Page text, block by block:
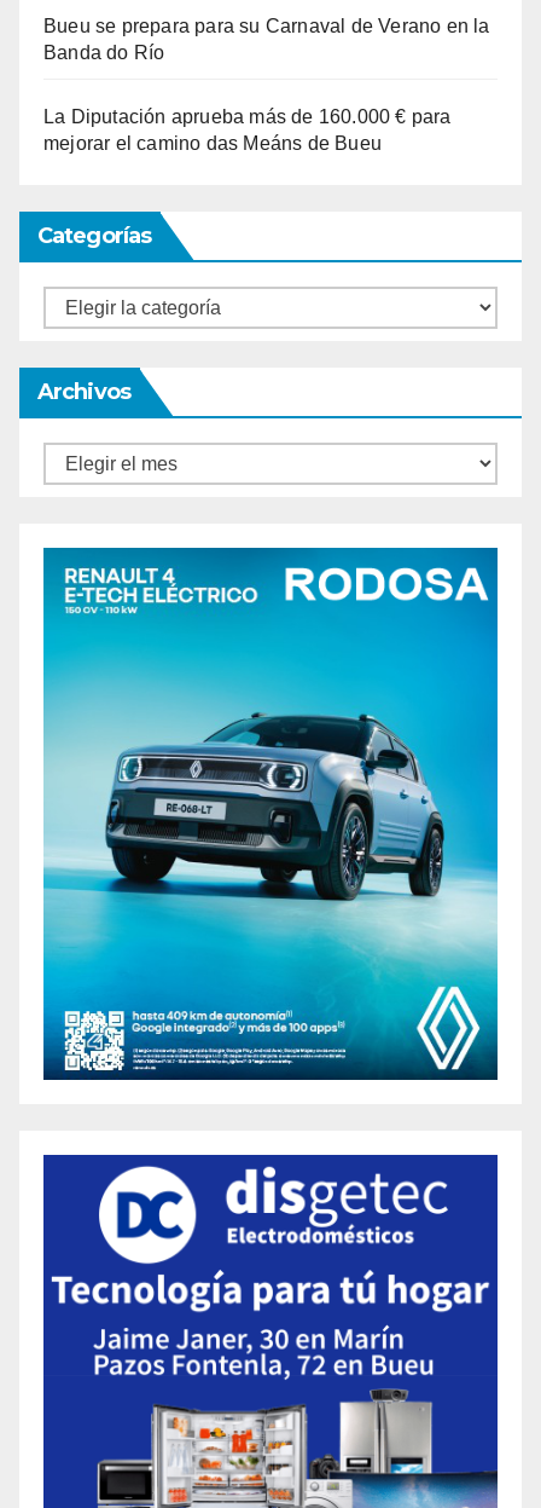
Bueu se prepara para su Carnaval de Verano en la
Banda do Río
La Diputación aprueba más de 160.000 € para
mejorar el camino das Meáns de Bueu
Categorías
Categorías
Archivos
Archivos